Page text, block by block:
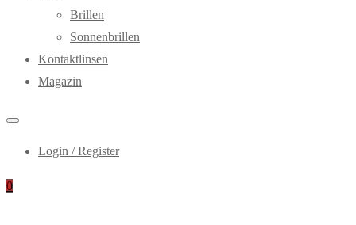
Brillen
Sonnenbrillen
Kontaktlinsen
Magazin
Login / Register
0